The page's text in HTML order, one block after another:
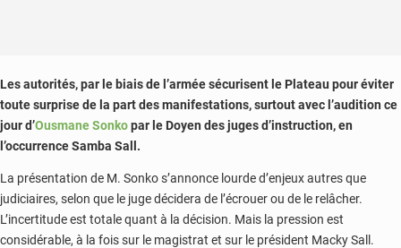
Les autorités, par le biais de l’armée sécurisent le Plateau pour éviter
toute surprise de la part des manifestations, surtout avec l’audition ce
jour d’Ousmane Sonkopar le Doyen des juges d’instruction, en
l’occurrence Samba Sall.
La présentation de M. Sonko s’annonce lourde d’enjeux autres que
judiciaires, selon que le juge décidera de l’écrouer ou de le relâcher.
L’incertitude est totale quant à la décision. Mais la pression est
considérable, à la fois sur le magistrat et sur le président Macky Sall.